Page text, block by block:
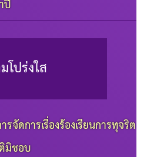
ปี
โปร่งใส
จัดการเรื่องร้องเรียนการทุจริต
มิชอบ